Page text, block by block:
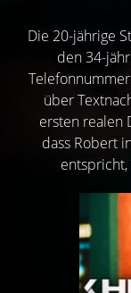
Die 20-jährige
den 34-
über
ersten realen
dass Robert